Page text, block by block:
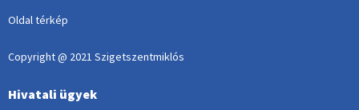
Oldal térkép
Copyright @ 2021 Szigetszentmiklós
Hivatali ügyek